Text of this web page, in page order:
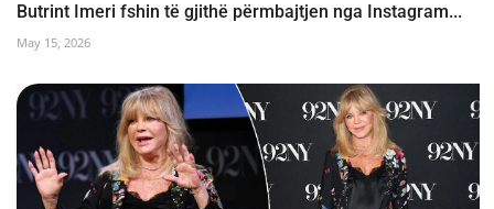
Butrint Imeri fshin të gjithë përmbajtjen nga Instagram...
May 15, 2026